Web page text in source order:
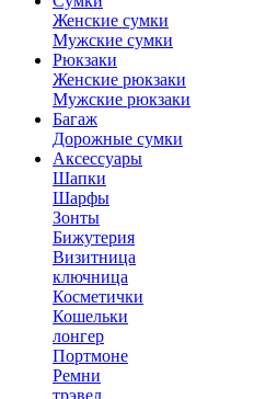
Женские сумки
Мужские сумки
Рюкзаки
Женские рюкзаки
Мужские рюкзаки
Багаж
Дорожные сумки
Аксессуары
Шапки
Шарфы
Зонты
Бижутерия
Визитница
ключница
Косметички
Кошельки
лонгер
Портмоне
Ремни
трэвел